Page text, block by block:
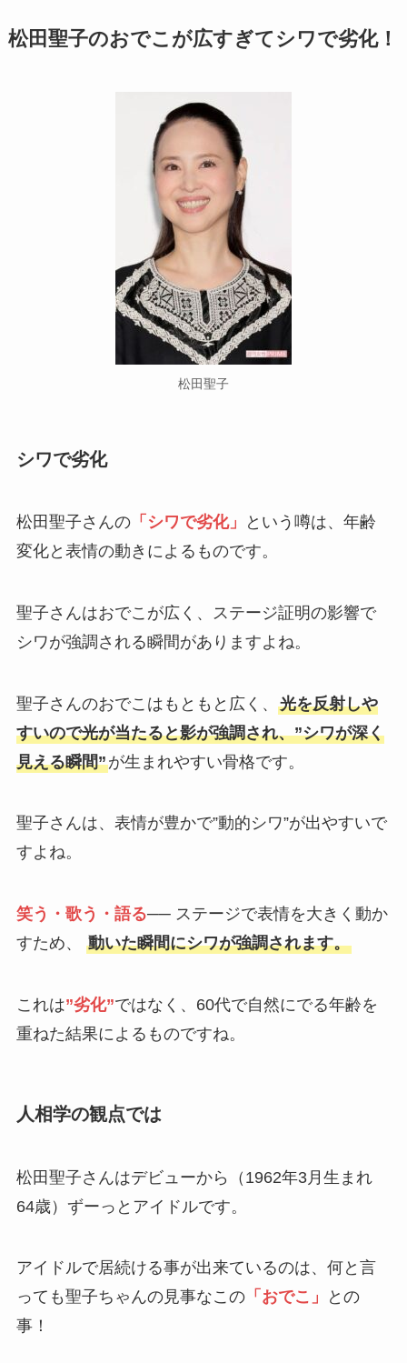
松田聖子のおでこが広すぎてシワで劣化！
松田聖子
シワで劣化
松田聖子さんの「シワで劣化」
という噂は、年齢
変化と表情の動きによるものです。
聖子さんはおでこが広く、ステージ証明の影響で
シワが強調される瞬間がありますよね。
聖子さんのおでこはもともと広く、 光を反射しや
すいので光が当たると影が強調され、”シワが深く
見える瞬間”が生まれやすい骨格です。
聖子さんは、表情が豊かで”動的シワ”が出やすいで
すよね。
笑う・歌う・語る── ステージで表情を大きく動か
すため、 動いた瞬間にシワが強調されます。
これは”劣化”ではなく、60代で自然にでる年齢を
重ねた結果によるものですね。
人相学の観点では
松田聖子さんはデビューから（1962年3月生まれ
64歳）ずーっとアイドルです。
アイドルで居続ける事が出来ているのは、何と言
っても聖子ちゃんの見事なこの「おでこ」
との
事！